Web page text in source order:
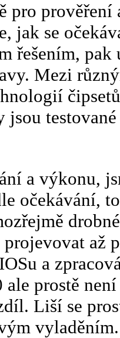
pro prověření
jak se
řešením,
Mezi
a výkonu,
očekávání,
až
a
prostě
Liší se
vyladěním.